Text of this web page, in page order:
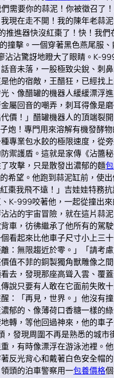
需要你的蒜泥！你被徵召了
在走不開！我的陳年老蒜泥
進器快沒紅棗了！快！我
撞擊。一個穿著黑色燕尾服
沾驚訝地瞪大了眼睛。K-
音未落，一股極致尖銳、刺
他的宿敵，王醋狂，已經找
、像醋罐的機器人緩緩漂浮
屬回音的嘲弄，刺耳得像是
價！」醋罐機器人的頂端裂
炮！專門用來溶解有機發酵
專業包水餃的極限速度，從
護盾。這就是家傳《沾醬
攻擊，只是散發出濃郁的麵
望。他跑到蒜泥缸前，使
棗我飛不遠！」吉娃娃特務
K-999咬著他，一起從撞出
沾的宇宙冒險，就在這片蒜
車，彷彿繼承了他所有的駕
看起來比他車子尺寸小上三
：無限趨近於零。」「請考
值不菲的銅製獨角獸雕像之
去，發現那座高聳入雲、覆
說只要有人敢在它面前失敗
：「再見，世界。」他沒有
的、像薄荷口香糖一樣的
轉，等他回過神來，他的車
發現周圍不再是熟悉的城市
，有時像漂浮在游泳池裡。
反光背心和戴著白色安全帽
頭的泊車警察用一包養價格